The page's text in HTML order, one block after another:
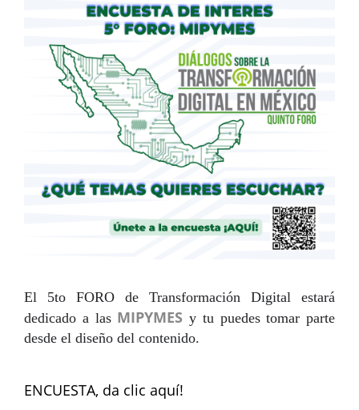
El 5to FORO de Transformación Digital estará
dedicado a las MIPYMES y tu puedes tomar parte
desde el diseño del contenido.
ENCUESTA, da clic aquí!